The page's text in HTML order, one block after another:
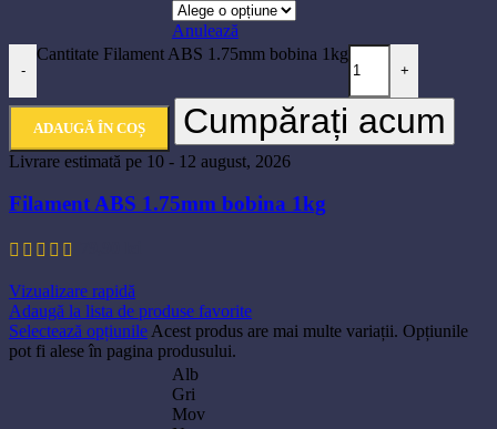
Anulează
-
Cantitate Filament ABS 1.75mm bobina 1kg
+
ADAUGĂ ÎN COȘ Cumpărați acum
Livrare estimată pe 10 - 12 august, 2026
Filament ABS 1.75mm bobina 1kg
Vizualizare rapidă
Adaugă la lista de produse favorite
Selectează opțiunile Acest produs are mai multe variații. Opțiunile
pot fi alese în pagina produsului.
Alb
Gri
Mov